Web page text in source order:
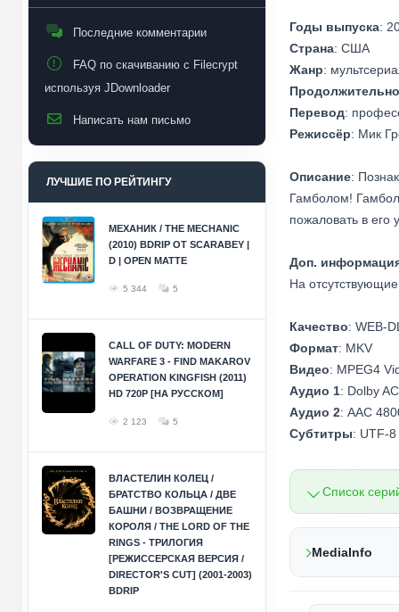
Последние комментарии
FAQ по скачиванию с Filecrypt
используя JDownloader
Написать нам письмо
ЛУЧШИЕ ПО РЕЙТИНГУ
МЕХАНИК / THE MECHANIC
(2010) BDRIP ОТ SCARABEY |
D | OPEN MATTE
5 344 5
CALL OF DUTY: MODERN
WARFARE 3 - FIND MAKAROV
OPERATION KINGFISH (2011)
HD 720P [НА РУССКОМ]
2 123 5
ВЛАСТЕЛИН КОЛЕЦ /
БРАТСТВО КОЛЬЦА / ДВЕ
БАШНИ / ВОЗВРАЩЕНИЕ
КОРОЛЯ / THE LORD OF THE
RINGS - ТРИЛОГИЯ
[РЕЖИССЕРСКАЯ ВЕРСИЯ /
DIRECTOR'S CUT] (2001-2003)
BDRIP
Годы выпуска:
Страна: США
Жанр:
Перевод:
Режиссёр: Мик
Описание:
Гамболом!
пожаловать в его
Доп.
На
Качество: WEB-
Формат: MKV
Видео: MPEG4
Аудио 1: Dolby
Аудио 2: AAC
Субтитры: UTF-
Список
MediaInfo